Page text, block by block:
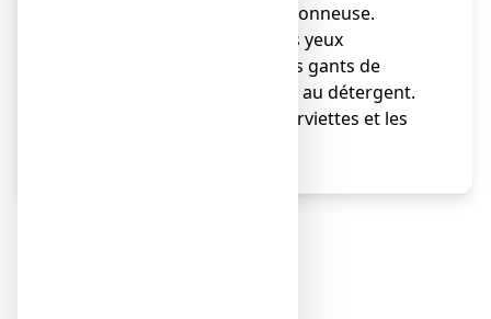
avec de l'eau chaude savonneuse.
● Ne vous frottez pas les yeux
● Laver les oreillers et les gants de
toilette à l'eau chaude et au détergent.
● Ne partagez pas les serviettes et les